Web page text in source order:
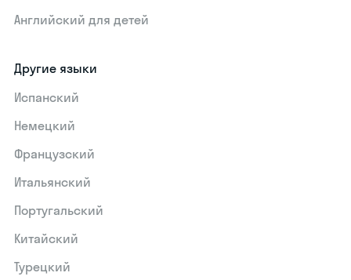
Английский для детей
Другие языки
Испанский
Немецкий
Французский
Итальянский
Португальский
Китайский
Турецкий